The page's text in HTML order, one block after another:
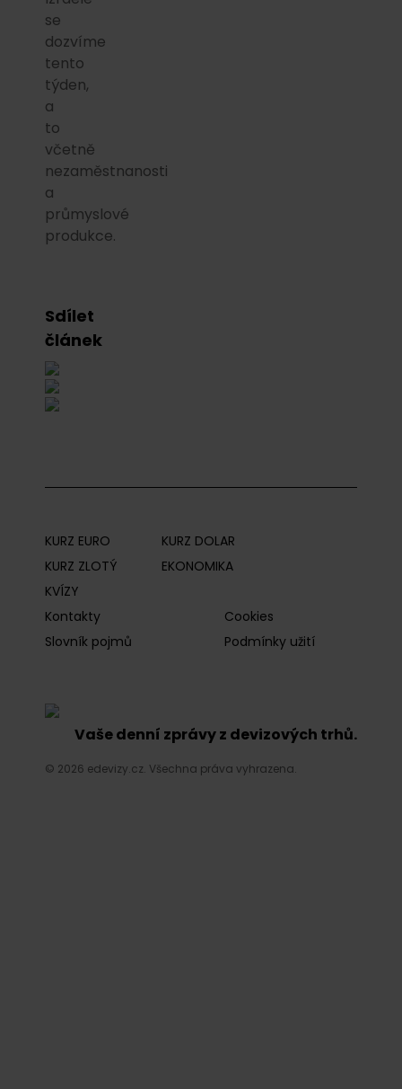
se
dozvíme
tento
týden,
a
to
včetně
nezaměstnanosti
a
průmyslové
produkce.
Sdílet
článek
KURZ EURO
KURZ DOLAR
KURZ ZLOTÝ
EKONOMIKA
KVÍZY
Kontakty
Cookies
Slovník pojmů
Podmínky užití
Vaše denní zprávy z devizových trhů.
© 2026 edevizy.cz. Všechna práva vyhrazena.